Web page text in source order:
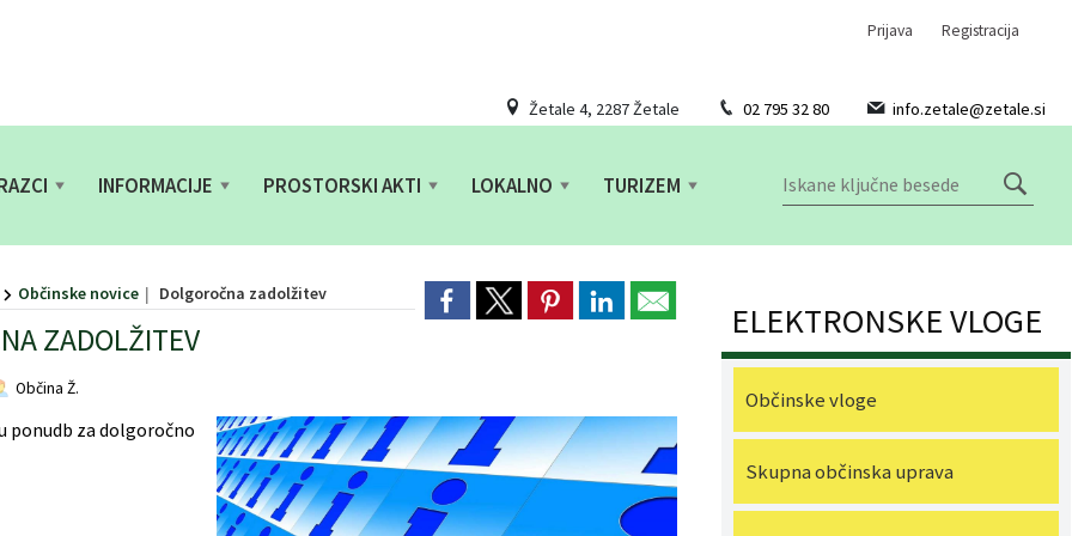
Žetale 4, 2287 Žetale 02 795 32 80 info.zetale@zetale.si
Prijava Registracija
INFORMACIJE PROSTORSKI AKTI LOKALNO TURIZEM
Občinske novice Dolgoročna zadolžitev
ZADOLŽITEV
Občina Ž.
ponudb za dolgoročno
ELEKTRONSKE VLOGE
Občinske vloge
Skupna občinska uprava